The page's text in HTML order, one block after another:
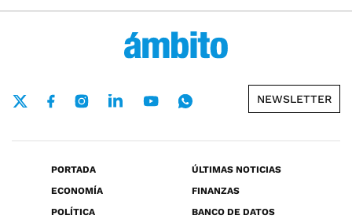
NEWSLETTER
PORTADA
ÚLTIMAS NOTICIAS
ECONOMÍA
FINANZAS
POLÍTICA
BANCO DE DATOS